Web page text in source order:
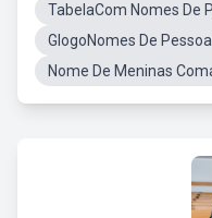
TabelaCom Nomes De
GlogoNomes De
Nome De Meninas